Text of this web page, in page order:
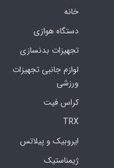
خانه
دستگاه هوازی
تجهیزات بدنسازی
لوازم جانبی تجهیزات
ورزشی
کراس فیت
TRX
ایروبیک و پیلاتس
ژیمناستیک